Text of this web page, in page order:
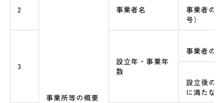
2
事業所等の概要
事業者名
事業者の
号）
3
設立年・事業年
数
事業者の
設立後の
に満たな